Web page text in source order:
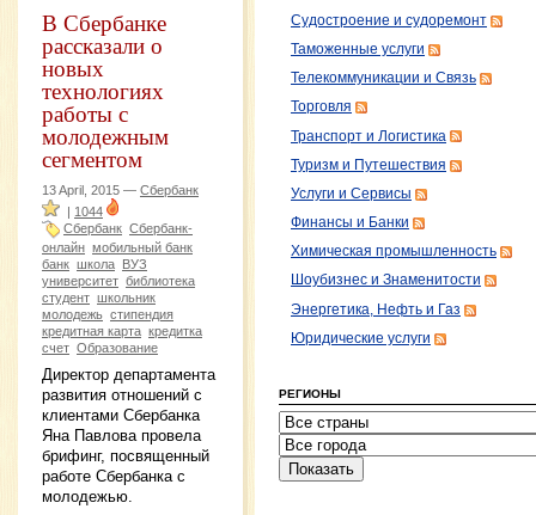
В Сбербанке
рассказали о
новых
технологиях
работы с
молодежным
сегментом
13 April, 2015 — Сбербанк
1044
Сбербанк Сбербанк-
онлайн мобильный банк
банк школа
ВУЗ
университет библиотека
студент школьник
молодежь стипендия
кредитная карта кредитка
счет Образование
Директор департамента
развития отношений с
клиентами Сбербанка
Яна Павлова провела
брифинг, посвященный
работе Сбербанка с
молодежью.
Судостроение и судоремонт
Таможенные услуги
Телекоммуникации и Связь
Торговля
Транспорт и Логистика
Туризм и Путешествия
Услуги и Сервисы
Финансы и Банки
Химическая промышленность
Шоубизнес и Знаменитости
Энергетика, Нефть и Газ
Юридические услуги
РЕГИОНЫ